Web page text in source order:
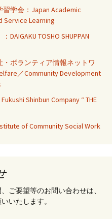
学会：Japan Academic
Service Learning
TOSHO SHUPPAN
ボランティア情報ネットワ
／Community Development
Shinbun Company “ THE
of Community Social Work
ご要望等のお問い合わせは、
いたします。